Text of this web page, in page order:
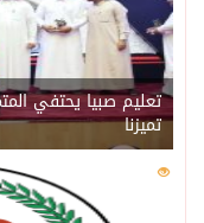
تعليم صبيا يحتفي
تميزنا
204